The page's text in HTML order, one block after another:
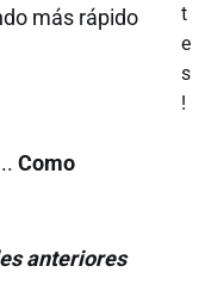
más rápido
t
e
s
!
Como
anteriores